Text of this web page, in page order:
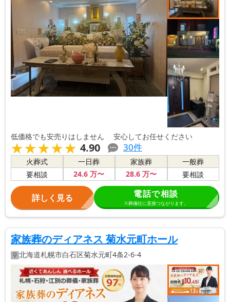
低価格でも安売りはしません 安心してお任せください
★★★★★
★★★★★ 4.90 30件
火葬式
要相談
一日葬
24.6 万〜
家族葬
28.6万〜
一般葬
要相談
詳しく見る 電話で相談
※葬儀社に直接つながります。
家族葬のディアネス 菊水元町ホール
北海道札幌市白石区菊水元町4条2-6-4